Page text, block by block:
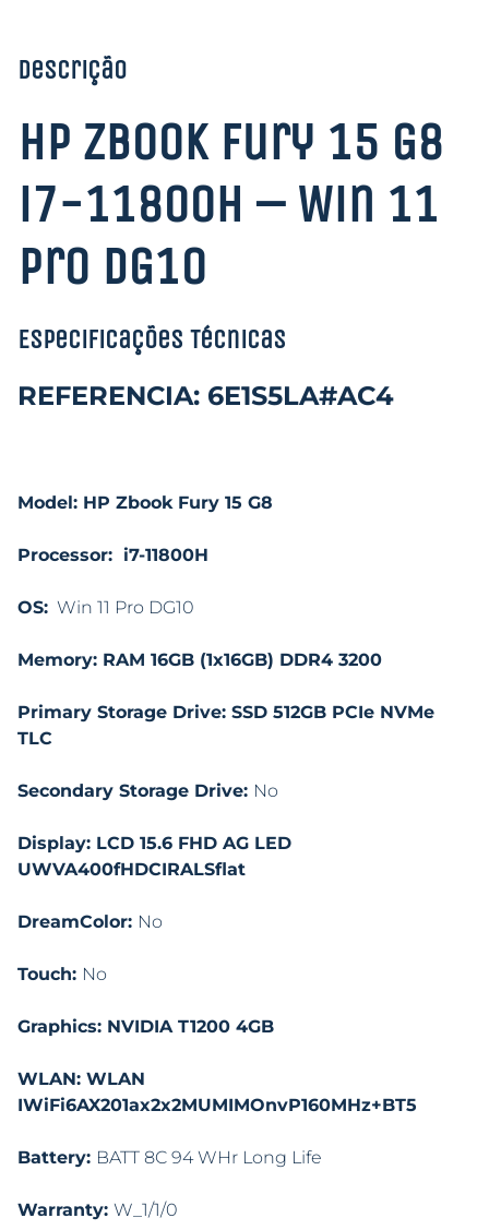
Descrição
HP Zbook Fury 15 G8
i7-11800H – Win 11
Pro DG10
Especificações Técnicas
REFERENCIA: 6E1S5LA#AC4
Model: HP Zbook Fury 15 G8
Processor: i7-11800H
OS: Win 11 Pro DG10
Memory: RAM 16GB (1x16GB) DDR4 3200
Primary Storage Drive: SSD 512GB PCIe NVMe
TLC
Secondary Storage Drive: No
Display: LCD 15.6 FHD AG LED
UWVA400fHDCIRALSflat
DreamColor: No
Touch: No
Graphics: NVIDIA T1200 4GB
WLAN: WLAN
IWiFi6AX201ax2x2MUMIMOnvP160MHz+BT5
Battery: BATT 8C 94 WHr Long Life
Warranty: W_1/1/0